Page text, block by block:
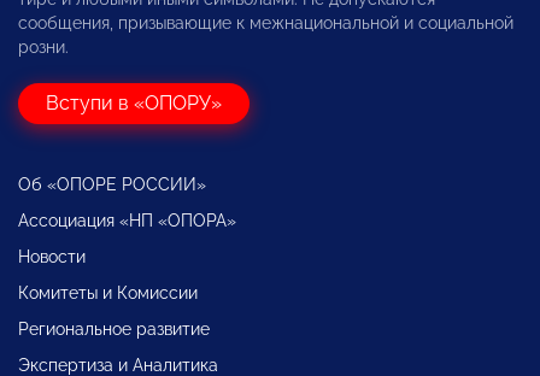
сообщения, призывающие к межнациональной и социальной
розни.
Вступи в «ОПОРУ»
Об «ОПОРЕ РОССИИ»
Ассоциация «НП «ОПОРА»
Новости
Комитеты и Комиссии
Региональное развитие
Экспертиза и Аналитика